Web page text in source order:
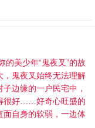
的美少年“鬼夜叉”的故
，鬼夜叉始终无法理解
边缘的一户民宅中，
很好……好奇心旺盛的
面自身的软弱，一边体